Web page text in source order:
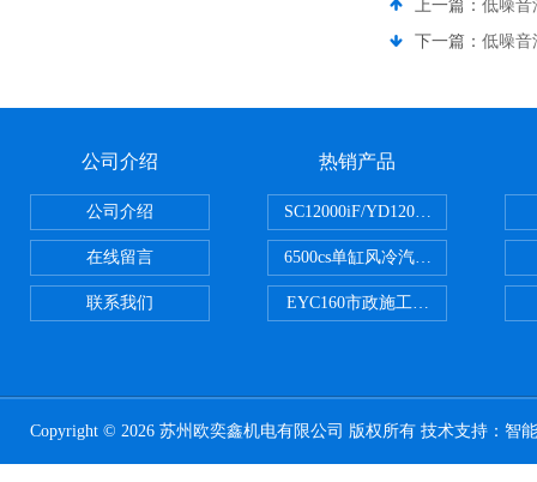
上一篇： 低噪音
下一篇： 低噪音
公司介绍
公司介绍
在线留言
联系我们
热销产品
SC12000iF/YD12000大疆T30用
6500cs单缸风冷汽油发电机小型
EYC160市政施工用路面切割机配
Copyright © 2026 苏州欧奕鑫机电有限公司 版权所有 技术支持： 智